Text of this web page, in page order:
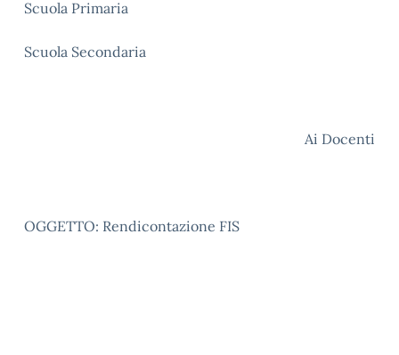
Scuola Primaria
Scuola Secondaria
Ai Docenti
OGGETTO: Rendicontazione FIS